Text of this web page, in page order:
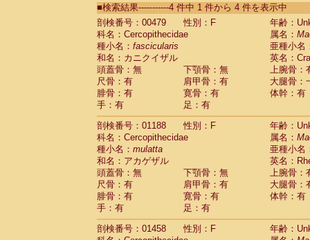
CebidaeSaguinus labiatus(0)
Cebidae Saguinus leucopus (0)
CebidaeSaguinus midas
CebidaeSaguinus mystax
CebidaeSaguinus nigricollis (1)
Cebidae Saguinus oedipus
Cebidae Saguinus weddelli
Cebidae Saguinusspp.
Cebidae Aotus trivirgatus
Cebidae Cebus albifrons
CebidaeCebus apella
Cebidae
CebidaeCebus nigrivittatus
Cebidae Cebusspp.(0)
Cebidae Saimiri boliviensis
Cebidae Saimiri sciureus
Atelidae Alouatta caraya
AtelidaeAlouatta fusca
AtelidaeAlouatta seniculus
■検索結果-----------4 件中 1 件から 4 件を表示中
剖検番号：00479
性別：F
年齢：
科名：Cercopithecidae
属名：
種小名： fascicularis
亜種小名
和名：カニクイザル
英名：
頭蓋骨：無
下顎骨：無
上腕骨：
尺骨：有
肩甲骨：有
大腿骨：
腓骨：有
寛骨：有
体幹：有
手：有
足：有
剖検番号：01188
性別：F
年齢：
科名：Cercopithecidae
属名：
種小名： mulatta
亜種小名
和名：アカゲザル
英名：
頭蓋骨：無
下顎骨：無
上腕骨：
尺骨：有
肩甲骨：有
大腿骨：
腓骨：有
寛骨：有
体幹：有
手：有
足：有
剖検番号：01458
性別：F
年齢：